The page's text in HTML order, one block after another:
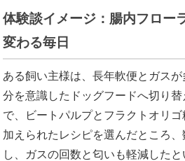
体験談イメージ：腸内フロー
変わる毎日
ある飼い主様は、長年軟便とガス
分を意識したドッグフードへ切り
で、ビートパルプとフラクトオリ
加えられたレシピを選んだところ
し、ガスの回数と匂いも軽減した